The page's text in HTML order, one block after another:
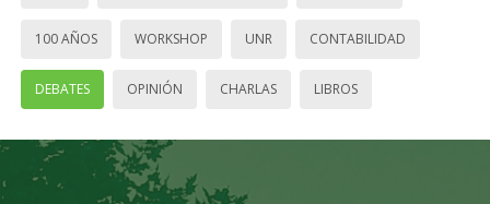
100 AÑOS WORKSHOP UNR CONTABILIDAD
DEBATES OPINIÓN CHARLAS LIBROS